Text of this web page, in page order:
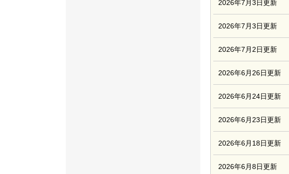
2026年7月3日更新
2026年7月3日更新
2026年7月2日更新
2026年6月26日更新
2026年6月24日更新
2026年6月23日更新
2026年6月18日更新
2026年6月8日更新